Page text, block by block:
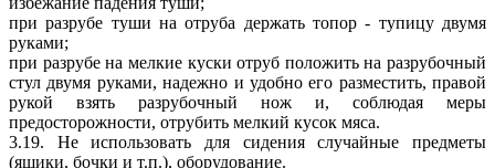
при разрубе туши на отруба держать топор - тупицу двумя
руками;
при разрубе на мелкие куски отруб положить на разрубочный
стул двумя руками, надежно и удобно его разместить, правой
рукой взять разрубочный нож и, соблюдая меры
предосторожности, отрубить мелкий кусок мяса.
3.19. Не использовать для сидения случайные предметы
(ящики, бочки и т.п.), оборудование.